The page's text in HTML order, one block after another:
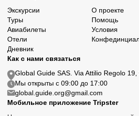
Экскурсии
Туры
Авиабилеты
Отели
Дневник
О проекте
Помощь
Условия
Как с нами связаться
Global Guide SAS. Via Attilio Regolo
Мы открыты с 09:00 до 17:00
global.guide.org@gmail.com
Мобильное приложение Tripster